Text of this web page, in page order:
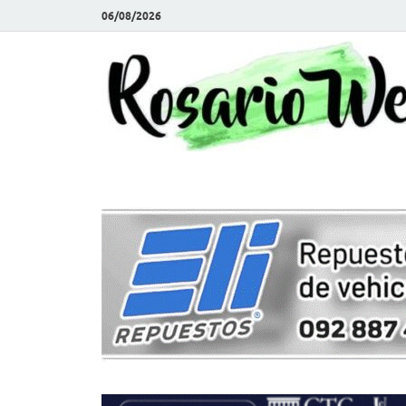
06/08/2026